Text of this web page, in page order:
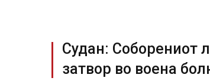
Судан: Соборениот
затвор во воена